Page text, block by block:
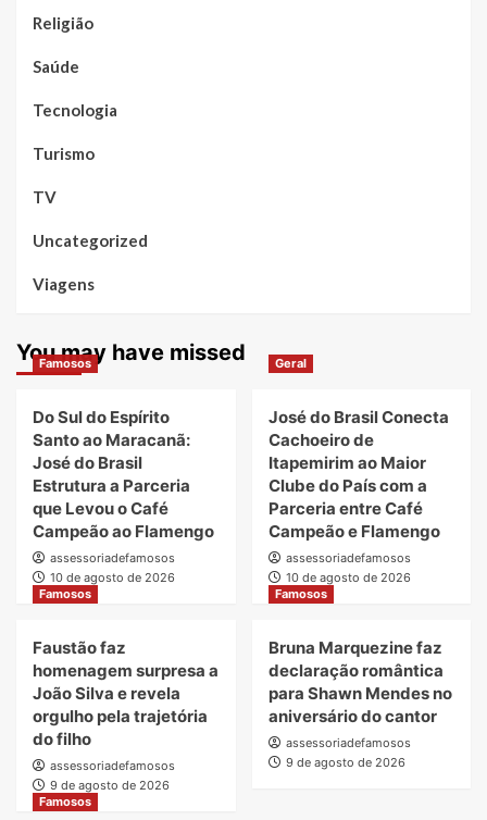
Religião
Saúde
Tecnologia
Turismo
TV
Uncategorized
Viagens
You may have missed
Famosos
Do Sul do Espírito
Santo ao Maracanã:
José do Brasil
Estrutura a Parceria
que Levou o Café
Campeão ao Flamengo
assessoriadefamosos
10 de agosto de 2026
Geral
José do Brasil Conecta
Cachoeiro de
Itapemirim ao Maior
Clube do País com a
Parceria entre Café
Campeão e Flamengo
assessoriadefamosos
10 de agosto de 2026
Famosos
Faustão faz
homenagem surpresa a
João Silva e revela
orgulho pela trajetória
do filho
assessoriadefamosos
9 de agosto de 2026
Famosos
Bruna Marquezine faz
declaração romântica
para Shawn Mendes no
aniversário do cantor
assessoriadefamosos
9 de agosto de 2026
Famosos